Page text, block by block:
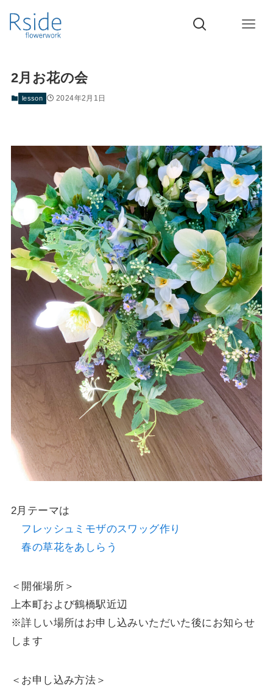
2月お花の会
lesson 2024年2月1日
2月テーマは
フレッシュミモザのスワッグ作り
春の草花をあしらう
＜開催場所＞
上本町および鶴橋駅近辺
※詳しい場所はお申し込みいただいた後にお知らせ
します
＜お申し込み方法＞